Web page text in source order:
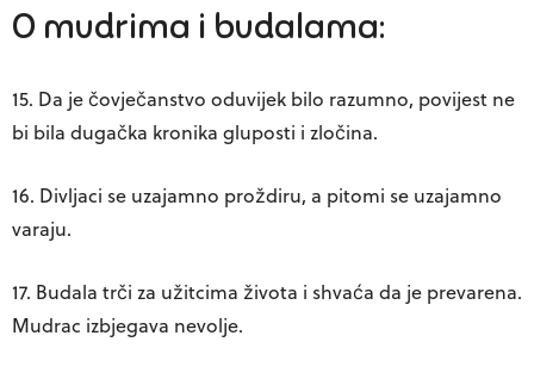
O mudrima i budalama:
15. Da je čovječanstvo oduvijek bilo razumno, povijest ne
bi bila dugačka kronika gluposti i zločina.
16. Divljaci se uzajamno proždiru, a pitomi se uzajamno
varaju.
17. Budala trči za užitcima života i shvaća da je prevarena.
Mudrac izbjegava nevolje.